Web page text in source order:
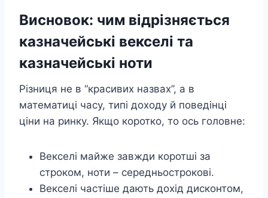
Висновок: чим відрізняється
казначейські векселі та
казначейські ноти
Різниця не в “красивих назвах”, а в
математиці часу, типі доходу й поведінці
ціни на ринку. Якщо коротко, то ось головне:
Векселі майже завжди коротші за
строком, ноти – середньострокові.
Векселі частіше дають дохід дисконтом,